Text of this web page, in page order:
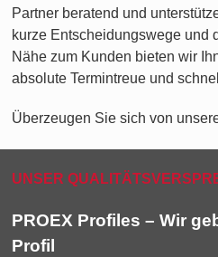
Partner beratend und
kurze Entscheidungswege und
Nähe zum Kunden bieten wir
absolute Termintreue und
Überzeugen Sie sich von
UNSER
PROEX Profiles – Wir
Profil